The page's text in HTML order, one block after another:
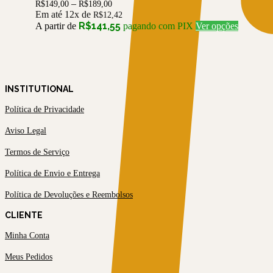
escolhidas
na
página
do
produto
R$149,00 – R$189,00Faixa
de
preço:
R$149,00
através
R$189,00
Em até 12x de R$12,42
A partir de R$141,55 pagando com PIX Ver opçõesEste
produto
INSTITUTIONAL
Política de Privacidade
Aviso Legal
Termos de Serviço
Política de Envio e Entrega
Política de Devoluções e Reembolsos
CLIENTE
Minha Conta
Meus Pedidos